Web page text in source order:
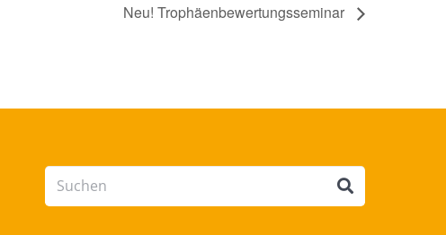
Neu! Trophäenbewertungsseminar